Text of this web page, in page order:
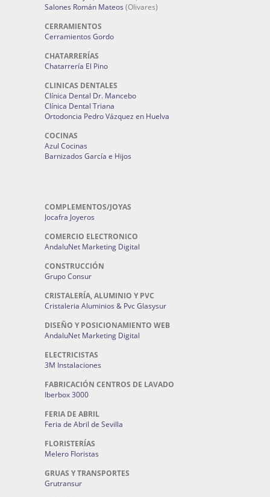
Salones Román Mateos (Olivares)
CERRAMIENTOS
Cerramientos Gordo
CHATARRERÍAS
Chatarrería El Pino
CLINICAS DENTALES
Clínica Dental Dr. Mancebo
Clínica Dental Triana
Ortodoncia Pedro Vázquez en Huelva
COCINAS
Azul Cocinas
Barnizados García e Hijos
COMPLEMENTOS/JOYAS
Jocafra Joyeros
COMERCIO ELECTRONICO
AndaluNet Marketing Digital
CONSTRUCCIÓN
Grupo Consur
CRISTALERÍA, ALUMINIO Y PVC
Cristaleria Aluminios & Pvc Glasysur
DISEÑO Y POSICIONAMIENTO WEB
AndaluNet Marketing Digital
ELECTRICISTAS
3M Instalaciones
FABRICACIÓN CENTROS DE LAVADO
Iberbox 3000
FERIA DE ABRIL
Feria de Abril de Sevilla
FLORISTERÍAS
Melero Floristas
GRUAS Y TRANSPORTES
Grutransur